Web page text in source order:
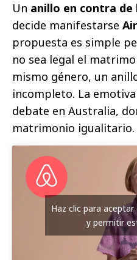
Un anillo en contra de
decide manifestarse
propuesta es simple
no sea legal el
mismo género, un
incompleto. La
debate en Australia,
matrimonio igualitario.​
Haz clic para
y permitir